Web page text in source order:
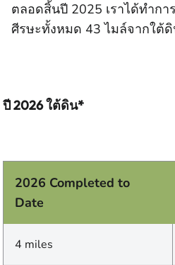
ตลอดสิ้นปี 2025 เราได้ทํากา
ศีรษะทั้งหมด 43 ไมล์จากใต้
ปี 2026 ใต้ดิน*
2026 Completed to
Date
4 miles